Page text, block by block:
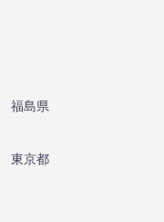
福島県
東京都